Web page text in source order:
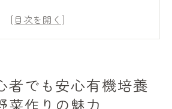
しい有機培養土の利点とは
の持つ自然環境への優しさ
者でも安心有機培養
菜作りの魅力